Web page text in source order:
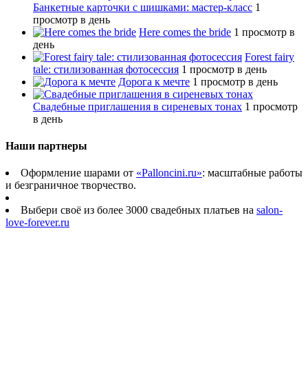
Банкетные карточки с шишками: мастер-класс 1
просмотр в день
Here comes the bride 1 просмотр в
день
Forest fairy
tale: стилизованная фотосессия 1 просмотр в день
Дорога к мечте 1 просмотр в день
Свадебные приглашения в сиреневых тонах 1 просмотр
в день
Наши партнеры
Оформление шарами от «Palloncini.ru»: масштабные работы
и безграничное творчество.
Выбери своё из более 3000 свадебных платьев на salon-
love-forever.ru